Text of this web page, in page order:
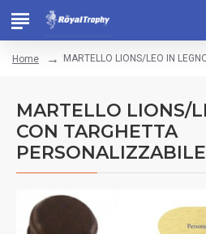
Home MARTELLO LIONS/LEO IN
MARTELLO LIONS/
CON TARGHETTA
PERSONALIZZABILE